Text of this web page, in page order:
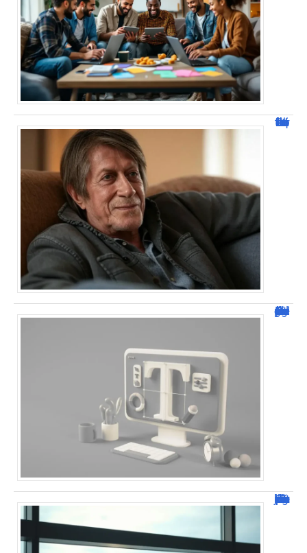
Jacques Dutronc fortune : estimation et sources de richesse !
Dafont Police : guide complet pour télécharger !
Combien de jour pour un décès d’un parent à l’étranger ?